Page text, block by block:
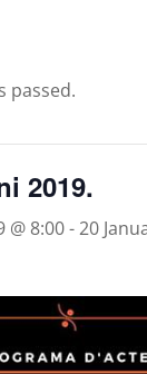
passed.
2019.
@ 8:00-20